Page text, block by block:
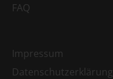
FAQ
Impressum
Datenschutzerklärung